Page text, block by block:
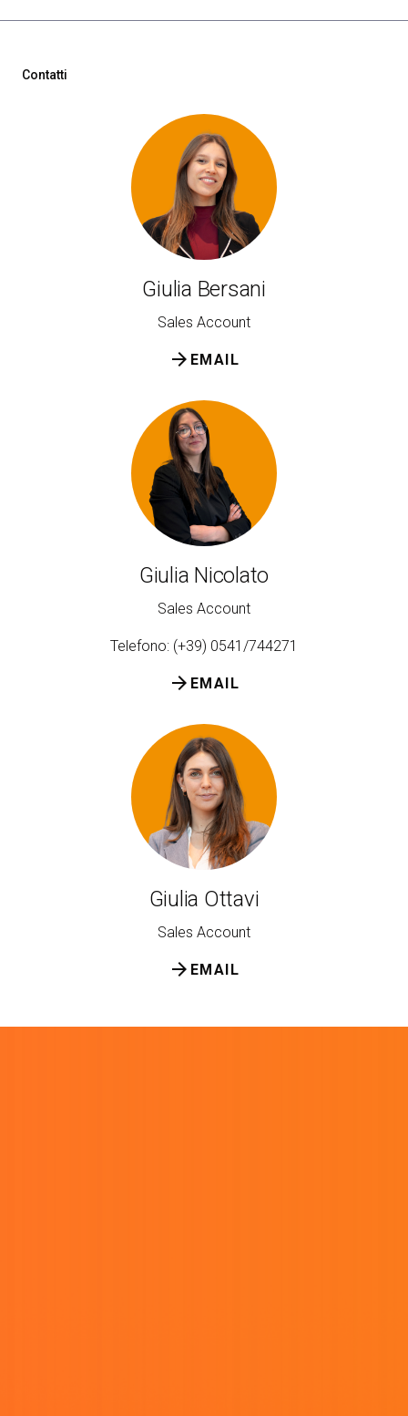
Contatti
Giulia Bersani
Sales Account
EMAIL
arrow_forward
Giulia Nicolato
Sales Account
Telefono: (+39) 0541/744271
EMAIL
arrow_forward
Giulia Ottavi
Sales Account
EMAIL
arrow_forward